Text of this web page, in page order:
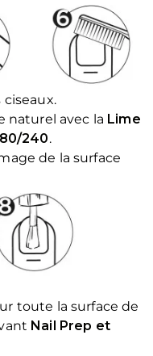
ciseaux.
naturel avec la Lime
240.
de la surface
toute la surface de
Nail Prep et